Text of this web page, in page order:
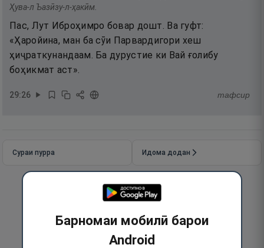
Ҳува-л Ъазӣзу-л-ҳакӣм.
Пас, Лут Иброҳимро бовар дошт. Ва гуфт:
«Ҳаройина, ман ба сӯи Парвардигори хеш
ҳиҷраткунандаам. Ба дурустие ки Вай ғолибу
боҳикмат аст».
29:26 тафсир
Сураи пурра Идома додан
Барномаи мобилӣ барои
Android